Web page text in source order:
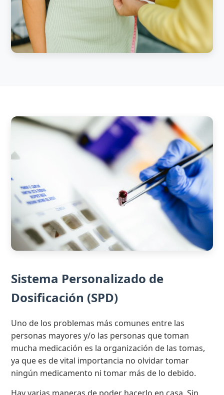
Sistema Personalizado de
Dosificación (SPD)
Uno de los problemas más comunes entre las
personas mayores y/o las personas que toman
mucha medicación es la organización de las tomas,
ya que es de vital importancia no olvidar tomar
ningún medicamento ni tomar más de lo debido.